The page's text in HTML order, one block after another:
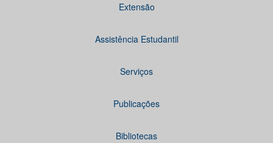
Extensão
Assistência Estudantil
Serviços
Publicações
Bibliotecas